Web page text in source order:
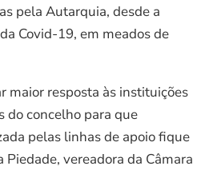
pela Autarquia, desde a
Covid-19, em meados de
maior resposta às instituições
do concelho para que
pelas linhas de apoio fique
Piedade, vereadora da Câmara